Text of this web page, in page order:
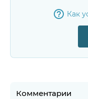
Как
Комментарии